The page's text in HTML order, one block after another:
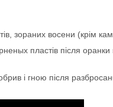
зораних восени (крім
пластів після
і гною після